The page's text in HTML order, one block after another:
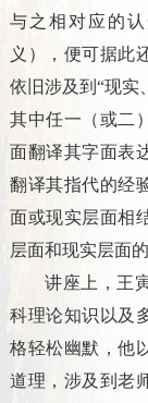
与之相对应的
义），便可据此
依旧涉及到“现实
其中任一（或二
面翻译其字面表
翻译其指代的经
面或现实层面相
层面和现实层面
讲座上，王
科理论知识以及
格轻松幽默，他
道理，涉及到老